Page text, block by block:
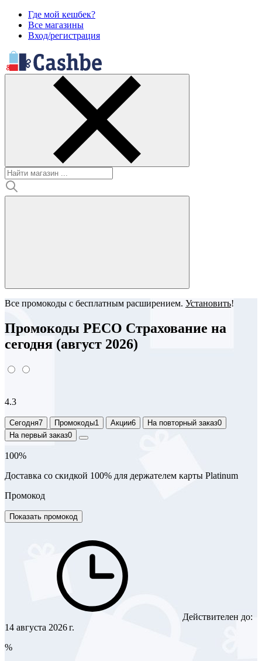
Где мой кешбек?
Все магазины
Вход/регистрация
Все промокоды с бесплатным расширением. Установить!
Промокоды РЕСО Страхование на
сегодня (август 2026)
4.3
Сегодня7 Промокоды1 Акции6 На повторный заказ0
На первый заказ0
100%
Доставка со скидкой 100% для держателем карты Platinum
Промокод
Показать промокод
Действителен до:
14 августа 2026 г.
%